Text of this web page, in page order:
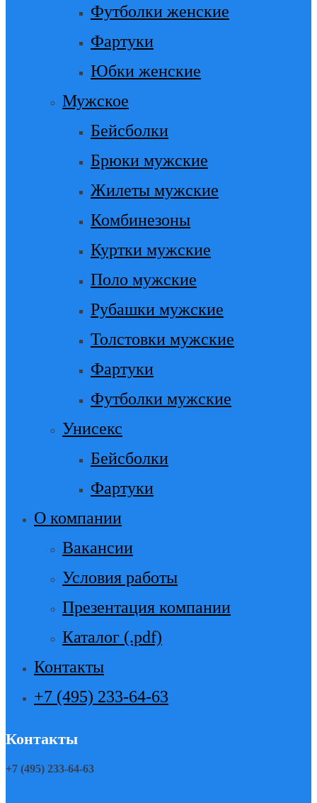
Футболки женские
Фартуки
Юбки женские
Мужское
Бейсболки
Брюки мужские
Жилеты мужские
Комбинезоны
Куртки мужские
Поло мужские
Рубашки мужские
Толстовки мужские
Фартуки
Футболки мужские
Унисекс
Бейсболки
Фартуки
О компании
Вакансии
Условия работы
Презентация компании
Каталог (.pdf)
Контакты
+7 (495) 233-64-63
Контакты
+7 (495) 233-64-63